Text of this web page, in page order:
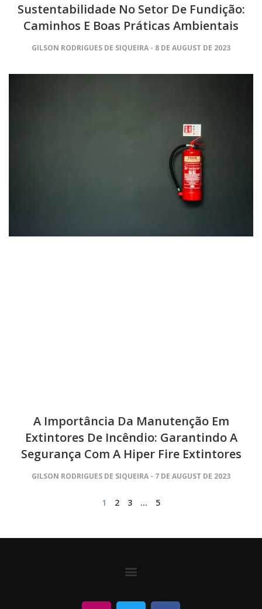
Sustentabilidade No Setor De Fundição:
Caminhos E Boas Práticas Ambientais
GILSON RODRIGUES DE SIQUEIRA 8 DE AUGUST DE 2023
A Importância Da Manutenção Em
Extintores De Incêndio: Garantindo A
Segurança Com A Hiper Fire Extintores
GILSON RODRIGUES DE SIQUEIRA 7 DE AUGUST DE 2023
1 2 3 … 5